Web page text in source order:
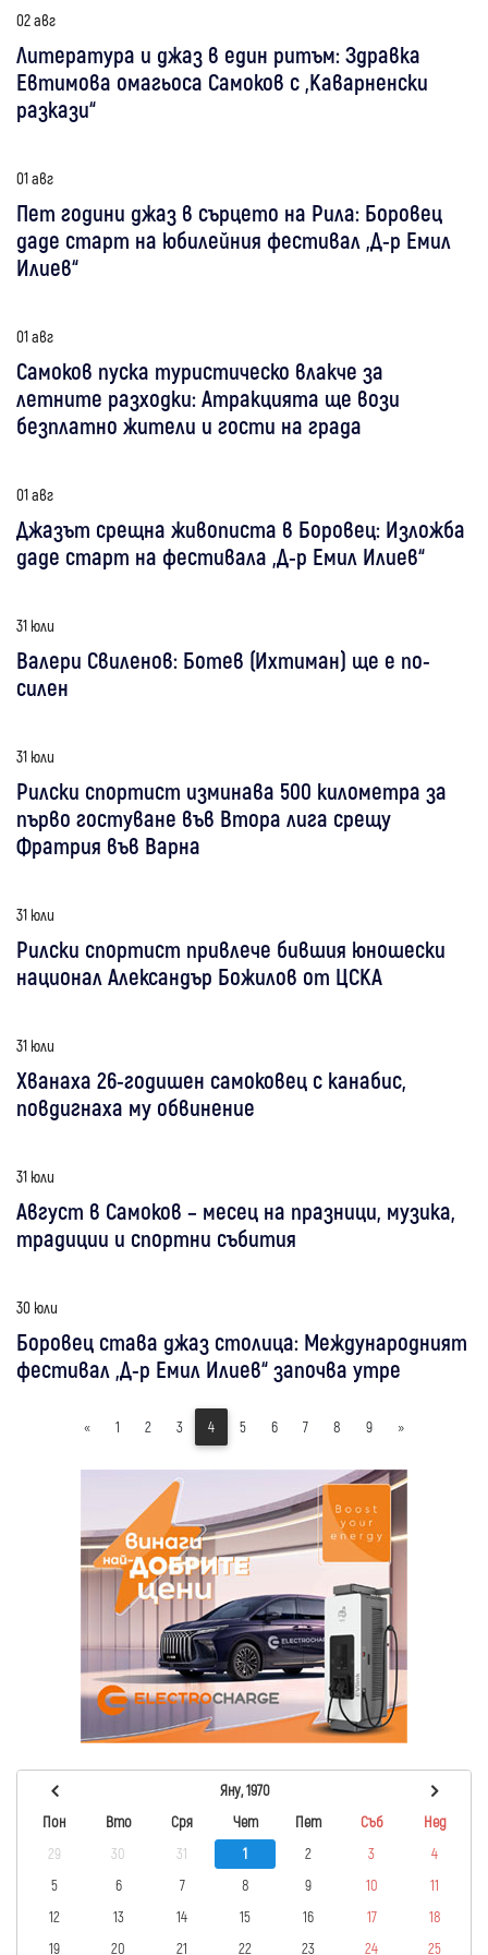
02 авг
Литература и джаз в един ритъм: Здравка
Евтимова омагьоса Самоков с „Каварненски
разкази“
01 авг
Пет години джаз в сърцето на Рила: Боровец
даде старт на юбилейния фестивал „Д-р Емил
Илиев“
01 авг
Самоков пуска туристическо влакче за
летните разходки: Атракцията ще вози
безплатно жители и гости на града
01 авг
Джазът срещна живописта в Боровец: Изложба
даде старт на фестивала „Д-р Емил Илиев“
31 юли
Валери Свиленов: Ботев (Ихтиман) ще е по-
силен
31 юли
Рилски спортист изминава 500 километра за
първо гостуване във Втора лига срещу
Фратрия във Варна
31 юли
Рилски спортист привлече бившия юношески
национал Александър Божилов от ЦСКА
31 юли
Хванаха 26-годишен самоковец с канабис,
повдигнаха му обвинение
31 юли
Август в Самоков – месец на празници, музика,
традиции и спортни събития
30 юли
Боровец става джаз столица: Международният
фестивал „Д-р Емил Илиев“ започва утре
« 1 2 3 4 5 6 7 8 9 »
Яну, 1970
Пон
Вто Сря Чет Пет Съб
Нед
29
30 31 1 2 3
4
5
6 7 8 9 10
11
12
13 14 15 16 17
18
19
20 21 22 23 24 25